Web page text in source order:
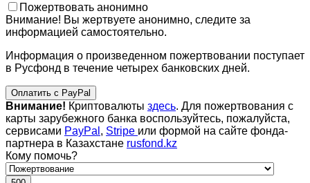
Пожертвовать анонимно
Внимание! Вы жертвуете анонимно, следите за
информацией самостоятельно.
Информация о произведенном пожертвовании поступает
в Русфонд в течение четырех банковских дней.
Оплатить с PayPal
Внимание! Криптовалюты здесь. Для пожертвования с
карты зарубежного банка воспользуйтесь, пожалуйста,
сервисами PayPal , Stripe или формой на сайте фонда-
партнера в Казахстане rusfond.kz
Кому помочь?